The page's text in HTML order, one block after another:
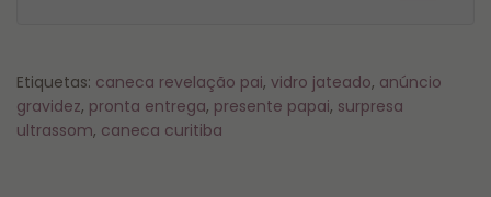
Etiquetas: caneca revelação pai, vidro jateado, anúncio
gravidez, pronta entrega, presente papai, surpresa
ultrassom, caneca curitiba